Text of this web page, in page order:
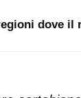
dove il